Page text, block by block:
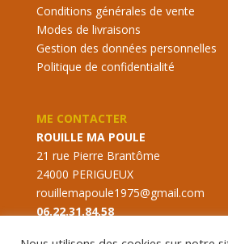
Conditions générales de vente
Modes de livraisons
Gestion des données personnelles
Politique de confidentialité
ME CONTACTER
ROUILLE MA POULE
21 rue Pierre Brantôme
24000 PERIGUEUX
rouillemapoule1975@gmail.com
06.22.31.84.58